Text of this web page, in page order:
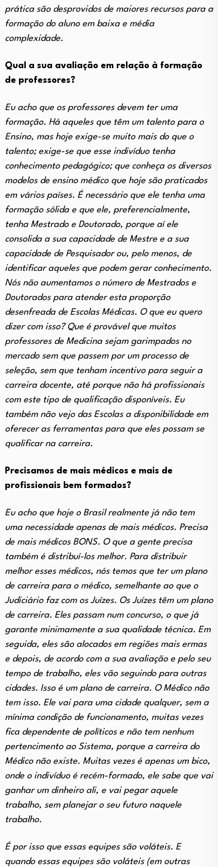
prática são desprovidos de maiores recursos para a
formação do aluno em baixa e média
complexidade.
Qual a sua avaliação em relação à formação
de professores?
Eu acho que os professores devem ter uma
formação. Há aqueles que têm um talento para o
Ensino, mas hoje exige-se muito mais do que o
talento; exige-se que esse indivíduo tenha
conhecimento pedagógico; que conheça os diversos
modelos de ensino médico que hoje são praticados
em vários países. É necessário que ele tenha uma
formação sólida e que ele, preferencialmente,
tenha Mestrado e Doutorado, porque aí ele
consolida a sua capacidade de Mestre e a sua
capacidade de Pesquisador ou, pelo menos, de
identificar aqueles que podem gerar conhecimento.
Nós não aumentamos o número de Mestrados e
Doutorados para atender esta proporção
desenfreada de Escolas Médicas. O que eu quero
dizer com isso? Que é provável que muitos
professores de Medicina sejam garimpados no
mercado sem que passem por um processo de
seleção, sem que tenham incentivo para seguir a
carreira docente, até porque não há profissionais
com este tipo de qualificação disponíveis. Eu
também não vejo das Escolas a disponibilidade em
oferecer as ferramentas para que eles possam se
qualificar na carreira.
Precisamos de mais médicos e mais de
profissionais bem formados?
Eu acho que hoje o Brasil realmente já não tem
uma necessidade apenas de mais médicos. Precisa
de mais médicos BONS. O que a gente precisa
também é distribuí-los melhor. Para distribuir
melhor esses médicos, nós temos que ter um plano
de carreira para o médico, semelhante ao que o
Judiciário faz com os Juízes. Os Juízes têm um plano
de carreira. Eles passam num concurso, o que já
garante minimamente a sua qualidade técnica. Em
seguida, eles são alocados em regiões mais ermas
e depois, de acordo com a sua avaliação e pelo seu
tempo de trabalho, eles vão seguindo para outras
cidades. Isso é um plano de carreira. O Médico não
tem isso. Ele vai para uma cidade qualquer, sem a
mínima condição de funcionamento, muitas vezes
fica dependente de políticos e não tem nenhum
pertencimento ao Sistema, porque a carreira do
Médico não existe. Muitas vezes é apenas um bico,
onde o indivíduo é recém-formado, ele sabe que vai
ganhar um dinheiro ali, e vai pegar aquele
trabalho, sem planejar o seu futuro naquele
trabalho.
É por isso que essas equipes são voláteis. E
quando essas equipes são voláteis (em outras